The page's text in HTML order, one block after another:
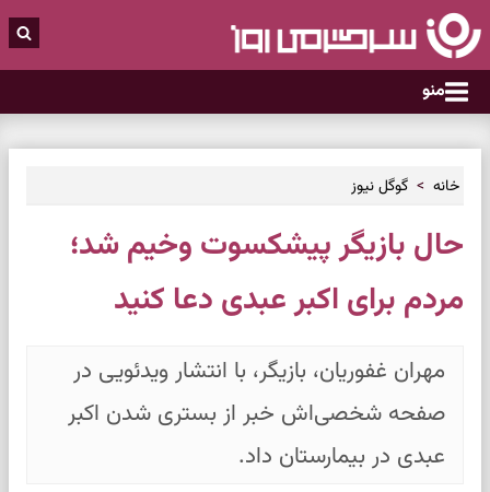
منو
خانه گوگل نیوز
حال بازیگر پیشکسوت وخیم شد؛
مردم برای اکبر عبدی دعا کنید
مهران غفوریان، بازیگر، با انتشار ویدئویی در
صفحه شخصی‌اش خبر از بستری شدن اکبر
عبدی در بیمارستان داد.